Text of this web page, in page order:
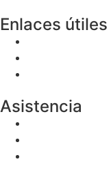
Enlaces útiles
Asistencia